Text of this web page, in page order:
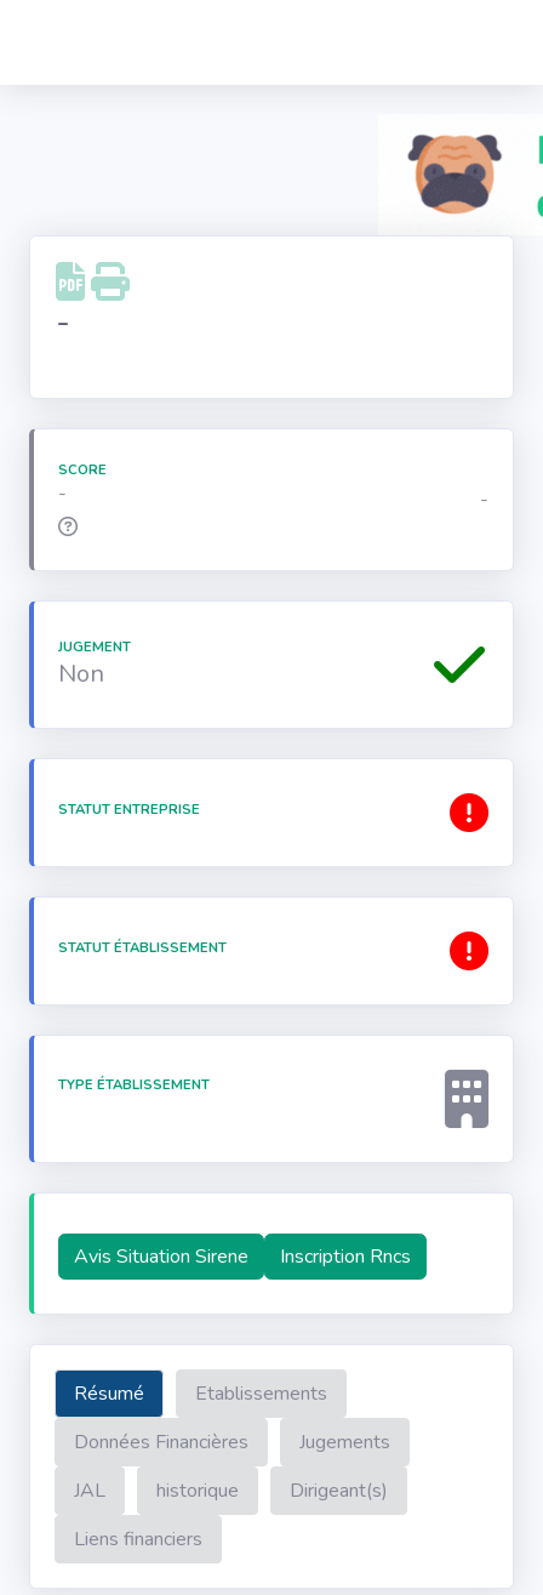
Facebook
Instagram
-
SCORE
- -
JUGEMENT
Non
STATUT ENTREPRISE
STATUT ÉTABLISSEMENT
TYPE ÉTABLISSEMENT
Avis Situation Sirene Inscription Rncs
Résumé
Etablissements
Données Financières
Jugements
JAL
historique
Dirigeant(s)
Liens financiers